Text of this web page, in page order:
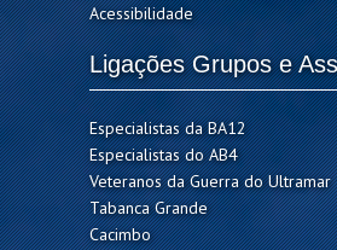
Acessibilidade
Ligações Grupos e
Especialistas da BA12
Especialistas do AB4
Veteranos da Guerra do Ultramar
Tabanca Grande
Cacimbo